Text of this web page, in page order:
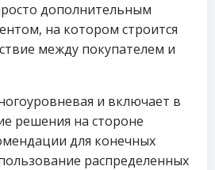
дополнительным
на котором строится
между покупателем и
и включает в
решения на стороне
для конечных
распределенных